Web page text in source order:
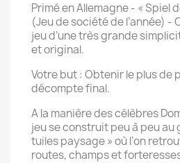
Primé en Allemagne - « Spiel
(Jeu de société de l’année) -
jeu d’une très grande
et original.
Votre but : Obtenir le plus de
décompte final.
A la manière des célèbres
jeu se construit peu à peu au
tuiles paysage » où l’on
routes, champs et